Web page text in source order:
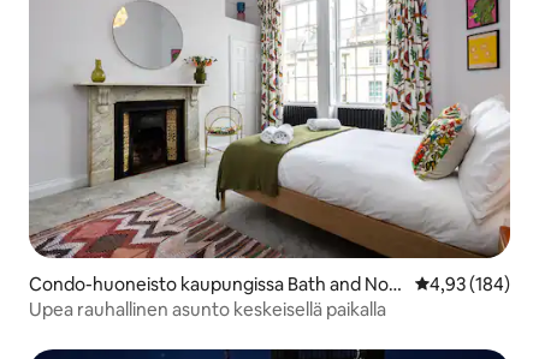
Condo-huoneisto kaupungissa Bath and Nort
h East Somerset
4,93 (184)
Upea rauhallinen asunto keskeisellä paikalla